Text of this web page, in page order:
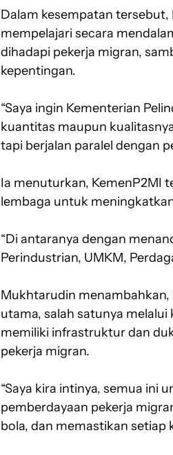
Dalam kesempatan
mempelajari secara
dihadapi pekerja migran,
kepentingan.
“Saya ingin Kementerian
kuantitas maupun
tapi berjalan paralel dengan
Ia menuturkan, KemenP2MI
lembaga untuk
“Di antaranya dengan
Perindustrian, UMKM,
Mukhtarudin
utama, salah satunya
memiliki infrastruktur dan
pekerja migran.
“Saya kira intinya, semua
pemberdayaan pekerja
bola, dan memastikan setiap